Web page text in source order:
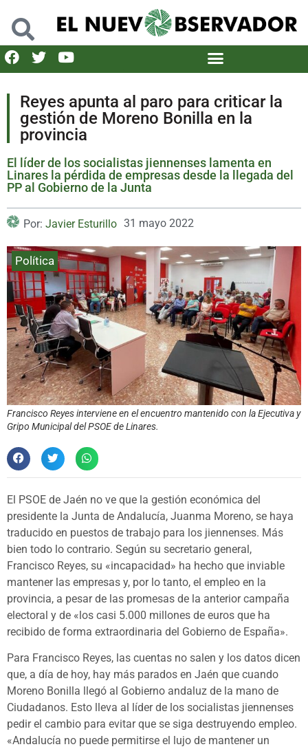
Reyes apunta al paro para criticar la
gestión de Moreno Bonilla en la
provincia
El líder de los socialistas jiennenses lamenta en
Linares la pérdida de empresas desde la llegada del
PP al Gobierno de la Junta
Por: Javier Esturillo 31 mayo 2022
Política
Francisco Reyes interviene en el encuentro mantenido con la Ejecutiva y
Gripo Municipal del PSOE de Linares.
El PSOE de Jaén no ve que la gestión económica del
presidente la Junta de Andalucía, Juanma Moreno, se haya
traducido en puestos de trabajo para los jiennenses. Más
bien todo lo contrario. Según su secretario general,
Francisco Reyes, su «incapacidad» ha hecho que inviable
mantener las empresas y, por lo tanto, el empleo en la
provincia, a pesar de las promesas de la anterior campaña
electoral y de «los casi 5.000 millones de euros que ha
recibido de forma extraordinaria del Gobierno de España».
Para Francisco Reyes, las cuentas no salen y los datos dicen
que, a día de hoy, hay más parados en Jaén que cuando
Moreno Bonilla llegó al Gobierno andaluz de la mano de
Ciudadanos. Esto lleva al líder de los socialistas jiennenses
pedir el cambio para evitar que se siga destruyendo empleo.
«Andalucía no puede permitirse el lujo de mantener un